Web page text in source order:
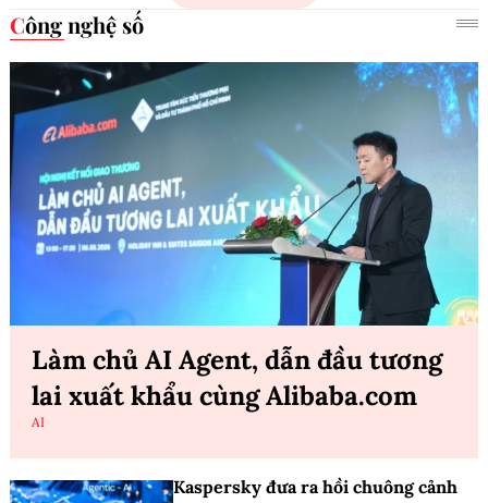
Công nghệ số
Làm chủ AI Agent, dẫn đầu tương
lai xuất khẩu cùng Alibaba.com
AI
Kaspersky đưa ra hồi chuông cảnh